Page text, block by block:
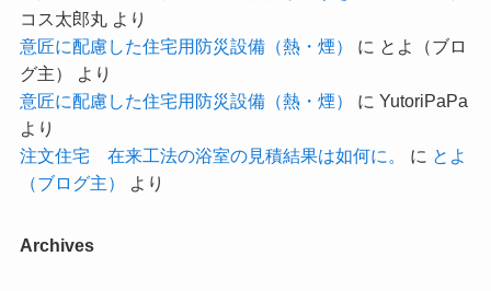
コス太郎丸より
意匠に配慮した住宅用防災設備（熱・煙）
に とよ（ブロ
グ主）
より
意匠に配慮した住宅用防災設備（熱・煙）
に YutoriPaPa
より
注文住宅 在来工法の浴室の見積結果は如何に。
に とよ
（ブログ主）
より
Archives